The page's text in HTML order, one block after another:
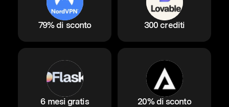
79% di sconto 300 crediti
6 mesi gratis 20% di sconto